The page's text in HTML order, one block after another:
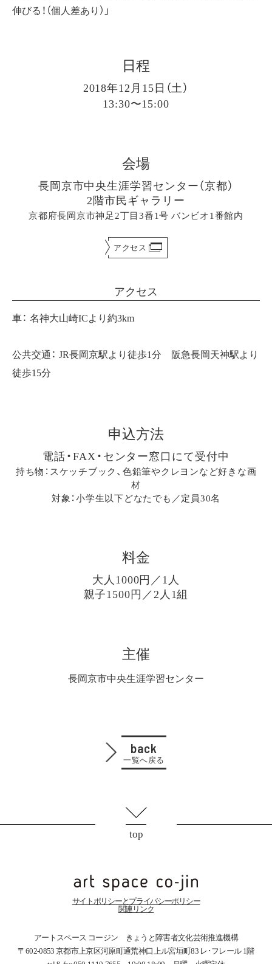
伸びる！（個人差あり）」
日程
2018年12月15日（土）
13:30〜15:00
会場
長岡京市中央生涯学習センター（京都）
2階市民ギャラリー
京都府長岡京市神足2丁目3番1号 バンビオ1番館内
アクセス
アクセス
車： 名神大山崎ICより約3km
公共交通： JR長岡京駅より徒歩1分 阪急長岡天神駅より
徒歩15分
申込方法
電話・FAX・センター窓口にて受付中
持ち物：スケッチブック、色鉛筆やクレヨンなど好きな画
材
対象：小学生以下どなたでも／定員30名
料金
大人1000円／1人
親子1500円／2人1組
主催
長岡京市中央生涯学習センター
back
一覧へ戻る
top
サイトポリシーとプライバシーポリシー
関連リンク
アートスペース コージン きょうと障害者文化芸術推進機構
〒602-0853 京都市上京区河原町通荒神口上ル宮垣町83 レ･フレール 1階